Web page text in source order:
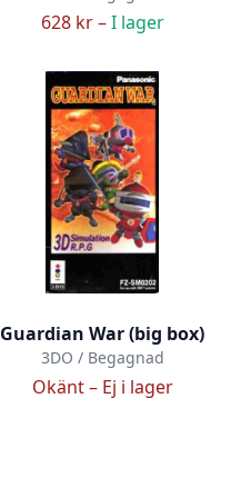
628 kr –I lager
Guardian War (big box)
3DO / Begagnad
Okänt – Ej i lager